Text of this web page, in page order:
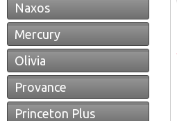
Naxos
Mercury
Olivia
Provance
Princeton Plus